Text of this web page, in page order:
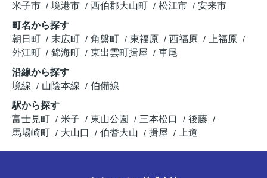
米子市
境港市 西伯郡大山町 松江市
安来市
町名から探す
朝日町
末広町 角盤町 東福原 西福原
上福原
外江町
錦海町 東出雲町揖屋
車尾
沿線から探す
境線
山陰本線
伯備線
駅から探す
富士見町
米子 東山公園 三本松口
後藤
馬場崎町
大山口 伯耆大山 揖屋 上道